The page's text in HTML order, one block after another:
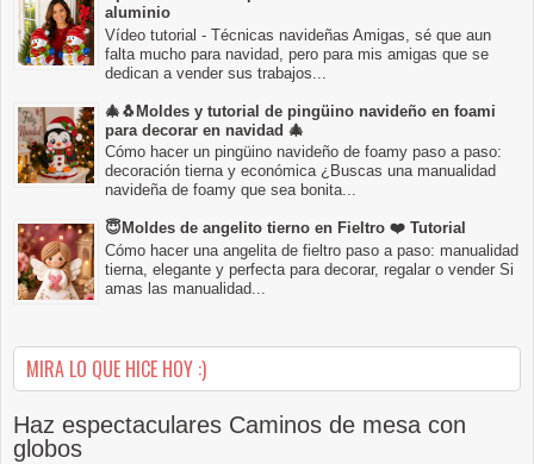
aluminio
Vídeo tutorial - Técnicas navideñas Amigas, sé que aun
falta mucho para navidad, pero para mis amigas que se
dedican a vender sus trabajos...
🎄🐧Moldes y tutorial de pingüino navideño en foami
para decorar en navidad 🎄
Cómo hacer un pingüino navideño de foamy paso a paso:
decoración tierna y económica ¿Buscas una manualidad
navideña de foamy que sea bonita...
😇Moldes de angelito tierno en Fieltro ❤️ Tutorial
Cómo hacer una angelita de fieltro paso a paso: manualidad
tierna, elegante y perfecta para decorar, regalar o vender Si
amas las manualidad...
MIRA LO QUE HICE HOY :)
Haz espectaculares Caminos de mesa con
globos